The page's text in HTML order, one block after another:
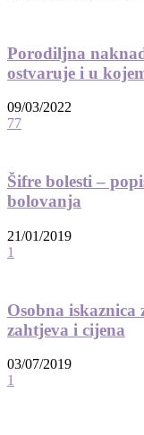
Porodiljna
ostvaruje i u
09/03/2022
77
Šifre bolesti –
bolovanja
21/01/2019
1
Osobna iskaznica
zahtjeva i cijena
03/07/2019
1